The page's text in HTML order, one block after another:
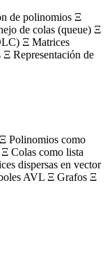
de polinomios Ξ
de colas (queue) Ξ
Ξ Matrices
Ξ Representación de
Polinomios como
Colas como lista
dispersas en vector
AVL Ξ Grafos Ξ